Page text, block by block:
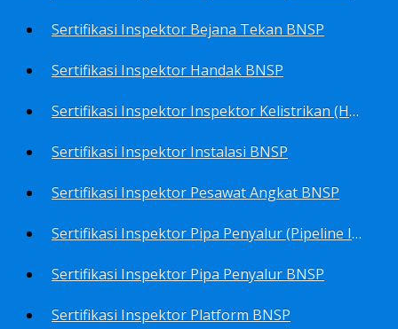
Sertifikasi Inspektor Bejana Tekan BNSP
Sertifikasi Inspektor Handak BNSP
Sertifikasi Inspektor Inspektor Kelistrikan (Harga Khusus) BNSP
Sertifikasi Inspektor Instalasi BNSP
Sertifikasi Inspektor Pesawat Angkat BNSP
Sertifikasi Inspektor Pipa Penyalur (Pipeline Inspector) BNSP
Sertifikasi Inspektor Pipa Penyalur BNSP
Sertifikasi Inspektor Platform BNSP